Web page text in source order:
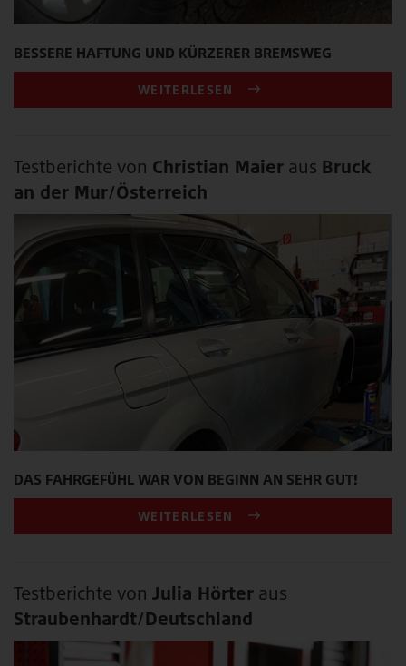
BESSERE HAFTUNG UND KÜRZERER BREMSWEG
WEITERLESEN
Testberichte von Christian Maier aus Bruck
an der Mur/Österreich
DAS FAHRGEFÜHL WAR VON BEGINN AN SEHR GUT!
WEITERLESEN
Testberichte von Julia Hörter aus
Straubenhardt/Deutschland